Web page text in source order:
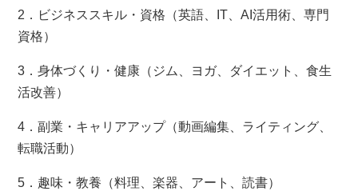
2．ビジネススキル・資格（英語、IT、AI活用術、専門
資格）
3．身体づくり・健康（ジム、ヨガ、ダイエット、食生
活改善）
4．副業・キャリアアップ（動画編集、ライティング、
転職活動）
5．趣味・教養（料理、楽器、アート、読書）